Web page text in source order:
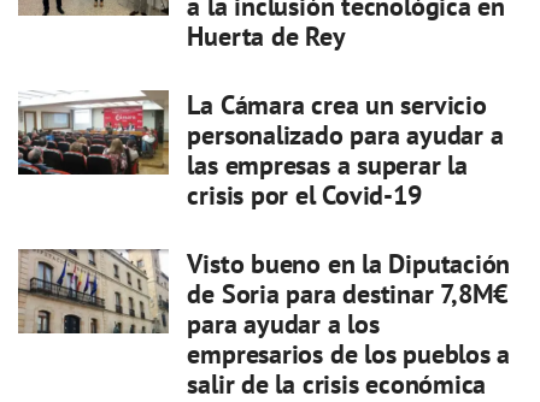
Huerta de Rey
La Cámara crea un servicio
personalizado para ayudar a
las empresas a superar la
crisis por el Covid-19
Visto bueno en la Diputación
de Soria para destinar 7,8M€
para ayudar a los
empresarios de los pueblos a
salir de la crisis económica